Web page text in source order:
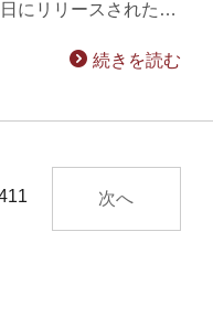
にリリースされた…
続きを読む
次へ